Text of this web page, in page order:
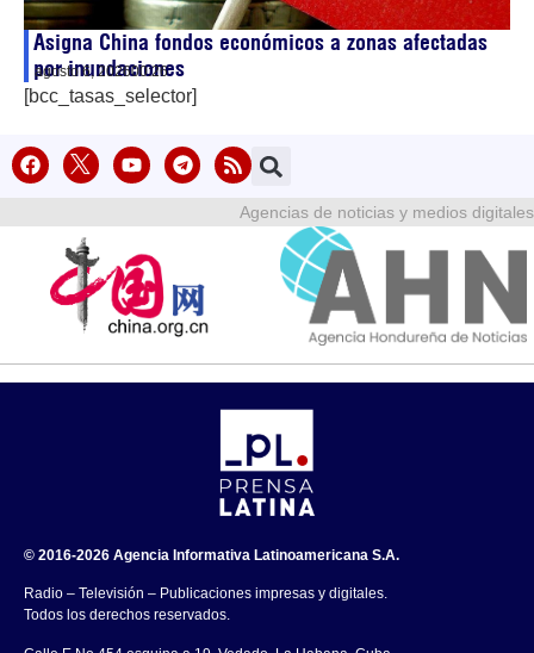
Asigna China fondos económicos a zonas afectadas
por inundaciones
agosto 6, 202600:26
[bcc_tasas_selector]
Agencias de noticias y medios digitales
© 2016-2026 Agencia Informativa Latinoamericana S.A.
Radio – Televisión – Publicaciones impresas y digitales.
Todos los derechos reservados.